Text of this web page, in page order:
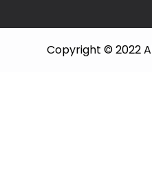
Copyright © 2022